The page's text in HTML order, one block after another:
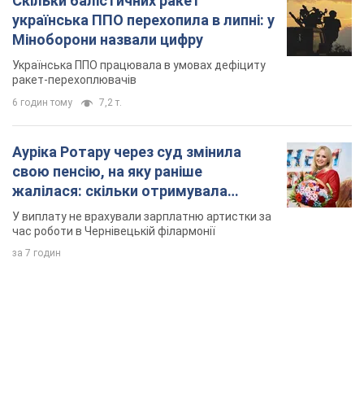
свою пенсію, на яку раніше
жалілася: скільки отримувала
співачка
час роботи в Чернівецькій філармонії